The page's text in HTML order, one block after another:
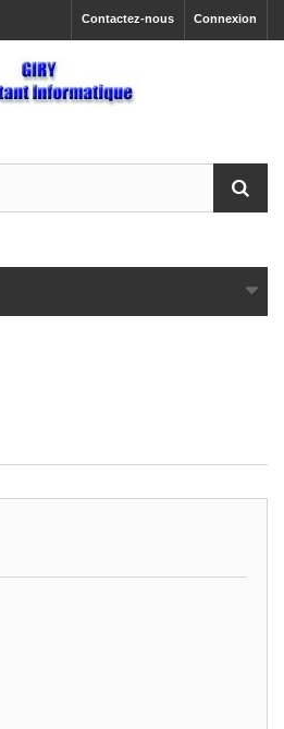
Connexion
Contactez-nous